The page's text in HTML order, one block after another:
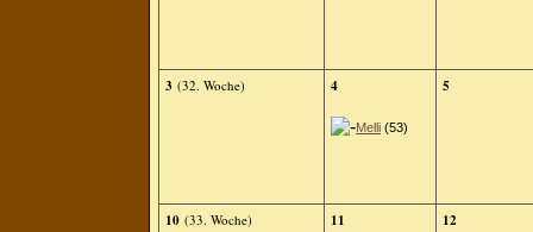
3 (32. Woche) 4
Melli (53)
5
10 (33. Woche) 11 12